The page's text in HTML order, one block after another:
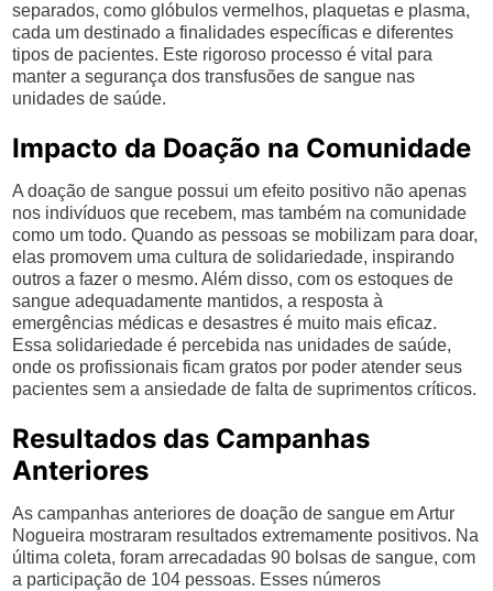
separados, como glóbulos vermelhos, plaquetas e plasma,
cada um destinado a finalidades específicas e diferentes
tipos de pacientes. Este rigoroso processo é vital para
manter a segurança dos transfusões de sangue nas
unidades de saúde.
Impacto da Doação na Comunidade
A doação de sangue possui um efeito positivo não apenas
nos indivíduos que recebem, mas também na comunidade
como um todo. Quando as pessoas se mobilizam para doar,
elas promovem uma cultura de solidariedade, inspirando
outros a fazer o mesmo. Além disso, com os estoques de
sangue adequadamente mantidos, a resposta à
emergências médicas e desastres é muito mais eficaz.
Essa solidariedade é percebida nas unidades de saúde,
onde os profissionais ficam gratos por poder atender seus
pacientes sem a ansiedade de falta de suprimentos críticos.
Resultados das Campanhas
Anteriores
As campanhas anteriores de doação de sangue em Artur
Nogueira mostraram resultados extremamente positivos. Na
última coleta, foram arrecadadas 90 bolsas de sangue, com
a participação de 104 pessoas. Esses números